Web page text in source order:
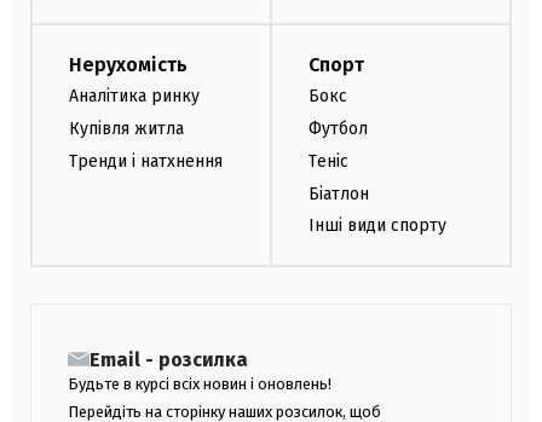
Нерухомість
Аналітика ринку
Купівля житла
Тренди і натхнення
Спорт
Бокс
Футбол
Теніс
Біатлон
Інші види спорту
Email - розсилка
Будьте в курсі всіх новин і оновлень!
Перейдіть на сторінку наших розсилок, щоб